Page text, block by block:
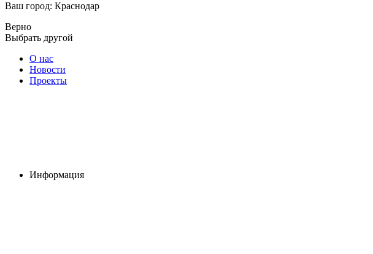
Ваш город: Краснодар
Верно
Выбрать другой
О нас
Новости
Проекты
Информация